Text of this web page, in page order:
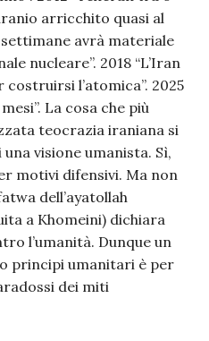
arricchito quasi al
settimane avrà materiale
nucleare”. 2018 “L’Iran
l’atomica”. 2025
La cosa che più
teocrazia iraniana si
visione umanista. Sì,
motivi difensivi. Ma non
dell’ayatollah
a Khomeini) dichiara
l’umanità. Dunque un
principi umanitari è per
dei miti